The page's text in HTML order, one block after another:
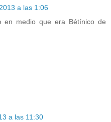
a las 1:06
medio que era Bétínico de
a las 11:30